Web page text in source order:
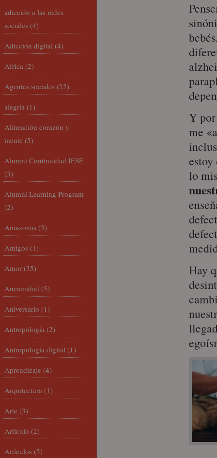
Y
me
lo
Hay
adicción a las redes
sociales (4)
Adicción digital (4)
Africa (2)
Agentes sociales (22)
alegría (1)
Alineación corazón y
mente (5)
Alumni Continuidad IESE
(3)
Alumni Learning Program
(2)
Amazonas (3)
Amigos (1)
Amor (35)
Ancianidad (5)
Aniversario (1)
Antropología (2)
Antropología digital (1)
Aprendizaje (4)
Arquitectura (1)
Arte (3)
Artículo (2)
Artículos (5)